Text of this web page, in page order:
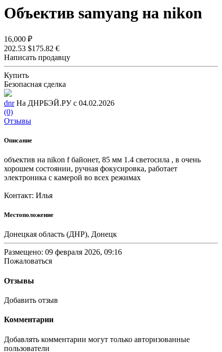
Объектив samyang на nikon
16,000 ₽
202.53 $175.82 €
Написать продавцу
Купить
Безопасная сделка
dnr На ДНРБЭЙ.РУ с 04.02.2026
(0)
Отзывы
Описание
объектив на nikon f байонет, 85 мм 1.4 светосила , в очень
хорошем состоянии, ручная фокусировка, работает
электроника с камерой во всех режимах
Контакт: Илья
Местоположение
Донецкая область (ДНР), Донецк
Размещено: 09 февраля 2026, 09:16
Пожаловаться
Отзывы
Добавить отзыв
Комментарии
Добавлять комментарии могут только авторизованные
пользователи